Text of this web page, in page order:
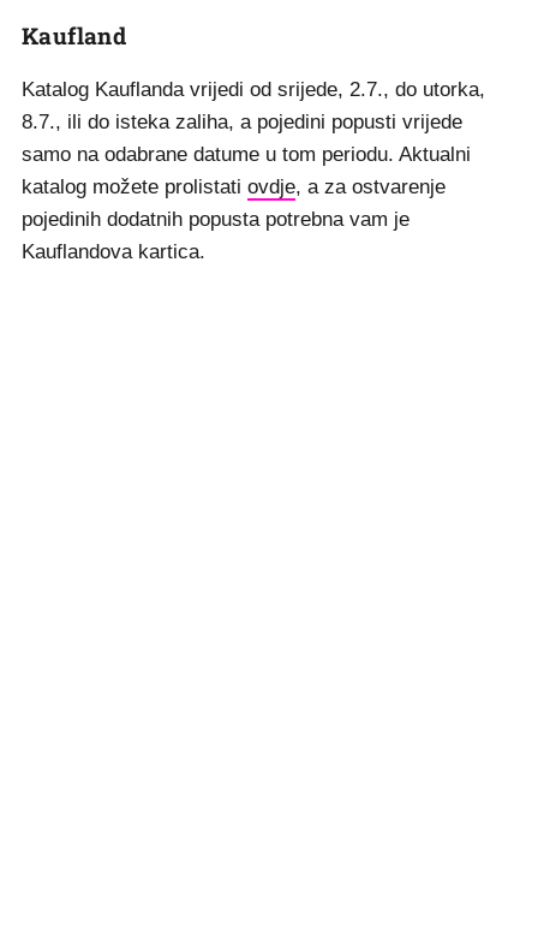
Kaufland
Katalog Kauflanda vrijedi od srijede, 2.7., do utorka,
8.7., ili do isteka zaliha, a pojedini popusti vrijede
samo na odabrane datume u tom periodu. Aktualni
katalog možete prolistati ovdje, a za ostvarenje
pojedinih dodatnih popusta potrebna vam je
Kauflandova kartica.